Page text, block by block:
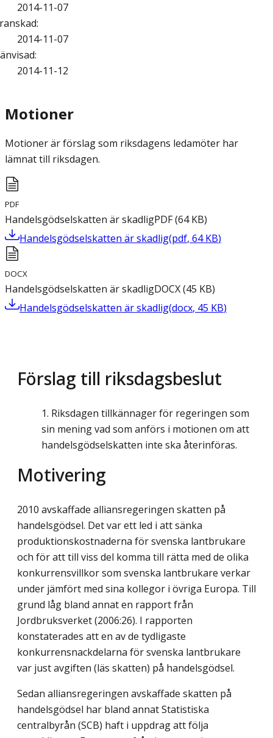
2014-11-07
:
2014-11-07
:
2014-11-12
Motioner
Motioner är förslag som riksdagens ledamöter har
lämnat till riksdagen.
PDF
Handelsgödselskatten är skadligPDF(64 KB)
Handelsgödselskatten är skadlig(pdf, 64 KB)
DOCX
Handelsgödselskatten är skadligDOCX(45 KB)
Handelsgödselskatten är skadlig(docx, 45 KB)
Förslag till riksdagsbeslut
Riksdagen tillkännager för regeringen som
sin mening vad som anförs i motionen om att
handelsgödselskatten inte ska återinföras.
Motivering
2010 avskaffade alliansregeringen skatten på
handelsgödsel. Det var ett led i att sänka
produktionskostnaderna för svenska lantbrukare
och för att till viss del komma till rätta med de olika
konkurrensvillkor som svenska lantbrukare verkar
under jämfört med sina kollegor i övriga Europa. Till
grund låg bland annat en rapport från
Jordbruksverket (2006:26). I rapporten
konstaterades att en av de tydligaste
konkurrensnackdelarna för svenska lantbrukare
var just avgiften (läs skatten) på handelsgödsel.
Sedan alliansregeringen avskaffade skatten på
handelsgödsel har bland annat Statistiska
centralbyrån (SCB) haft i uppdrag att följa